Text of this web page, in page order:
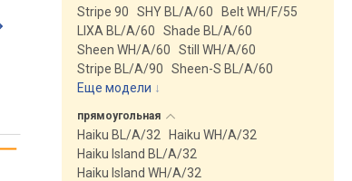
Stripe 90 SHY BL/A/60
Belt WH/F/55
LIXA BL/A/60
Shade BL/A/60
Sheen WH/A/60
Still WH/A/60
Stripe BL/A/90
Sheen-S BL/A/60
Еще модели ↓
прямоугольная
Haiku BL/A/32
Haiku WH/A/32
Haiku Island BL/A/32
Haiku Island WH/A/32